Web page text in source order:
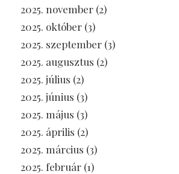
2025. november (2)
2025. október (3)
2025. szeptember (3)
2025. augusztus (2)
2025. július (2)
2025. június (3)
2025. május (3)
2025. április (2)
2025. március (3)
2025. február (1)